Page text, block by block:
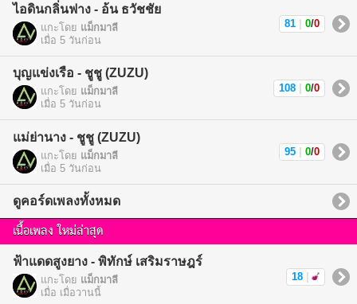
ไอดินกลิ่นฟาง - อ้น ธวัชชัย
แกะโดย แม็กมาลี
เมื่อ 5 วันก่อน
81 0/0
บุญแข่งเรือ - ชูชู (ZUZU)
แกะโดย แม็กมาลี
เมื่อ 5 วันก่อน
108 0/0
แม่ย่านาง - ชูชู (ZUZU)
แกะโดย แม็กมาลี
เมื่อ 5 วันก่อน
95 0/0
ดูคอร์ดเพลงทั้งหมด
เนื้อเพลง ใหม่ล่าสุด
ฟ้าแดดสูงยาง - พิทักษ์ เสริมราษฎร์
แกะโดย แม็กมาลี
เมื่อ เมื่อวานนี้
18